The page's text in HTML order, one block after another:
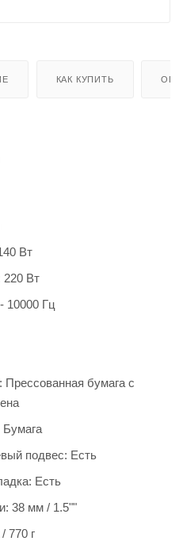
КАК КУПИТЬ
Вт
Вт
10000 Гц
бумага с
подвес: Есть
Есть
38 мм / 1.5""
770 г